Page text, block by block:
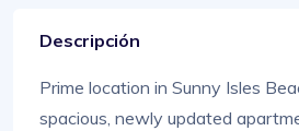
Descripción
Prime location in Sunny Isles
spacious, newly updated